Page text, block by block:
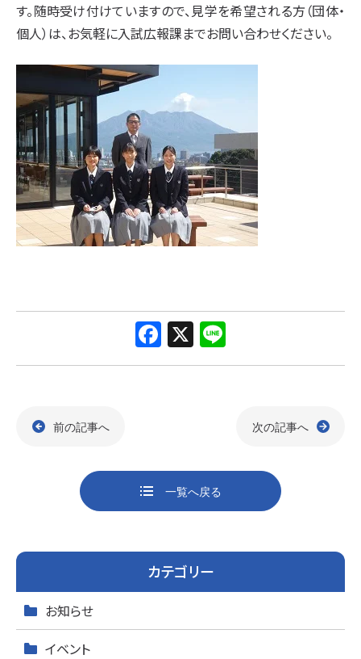
す。随時受け付けていますので、見学を希望される方（団体・
個人）は、お気軽に入試広報課までお問い合わせください。
F
a
o
o
k
X
n
前の記事へ 次の記事へ
一覧へ戻る
カテゴリー
お知らせ
イベント